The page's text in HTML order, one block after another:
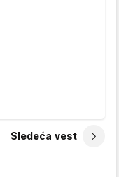
Sledeća vest